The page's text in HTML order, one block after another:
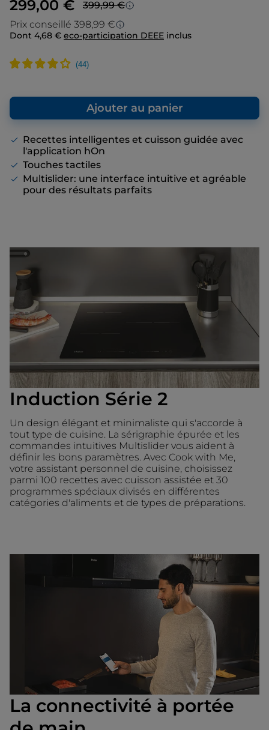
299,00 €
399,99 €
Prezzo più basso in 30 giorni
Lo sconto è calcolato sul prezzo più basso
degli ultimi 30 giorni.
Prix conseillé 398,99 €
Prix conseillé
Le prix d’origine est le prix de vente que
au prix de vente final que nous vous
proposons, même s’il n’y a pas de remise
affichée.
Dont 4,68 € eco-participation DEEE inclus
Ajouter au panier
Recettes intelligentes et cuisson guidée avec
l'application hOn
Touches tactiles
Multislider: une interface intuitive et agréable
pour des résultats parfaits
Induction Série 2
Un design élégant et minimaliste qui s'accorde à
tout type de cuisine. La sérigraphie épurée et les
commandes intuitives Multislider vous aident à
définir les bons paramètres. Avec Cook with Me,
votre assistant personnel de cuisine, choisissez
parmi 100 recettes avec cuisson assistée et 30
programmes spéciaux divisés en différentes
catégories d'aliments et de types de préparations.
La connectivité à portée